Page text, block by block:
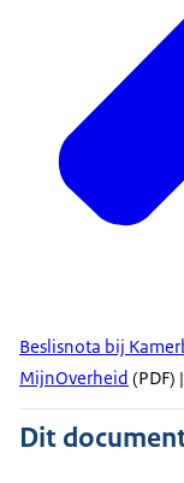
Beslisnota bij
MijnOverheid (PDF)
Dit